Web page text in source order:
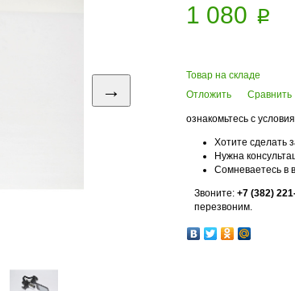
→
1 080 p
Товар на складе
Отложить
Сравнить
ознакомьтесь с
Хотите сделать
Нужна
Сомневаетесь в
Звоните: +7 (382)
перезвоним.